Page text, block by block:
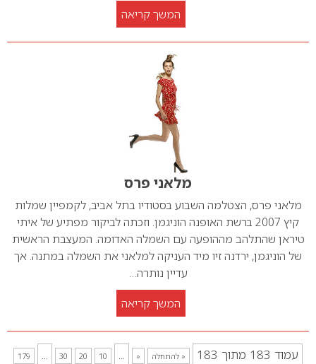
המשך קריאה
מלאני פרס
מלאני פרס, הצטלמה השבוע בסטודיו בתל אביב, לקמפיין שמלות
קיץ 2007 ברשת האופנה הוניגמן. וזכתה לביקור מפתיע של איתי
טיראן שהתלהב מההופעה עם השמלה האדומה. המעצבת הראשית
של הוניגמן, ירדנה זיו מיד העניקה למלאני את השמלה במתנה. אך
עדיין נותרה…
המשך קריאה
עמוד 183 מתוך 183 « להתחלה «
...
10
20
30
...
179